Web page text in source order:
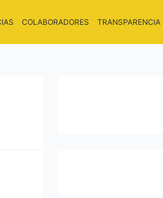
COLABORADORES TRANSPARENCIA